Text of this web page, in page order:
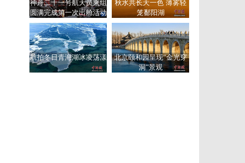
神舟二十一号航天员乘组
圆满完成第一次出舱活动
秋水共长天一色 薄雾轻
笼鄱阳湖
航拍冬日青海湖冰凌荡漾
北京颐和园呈现“金光穿
洞”景观